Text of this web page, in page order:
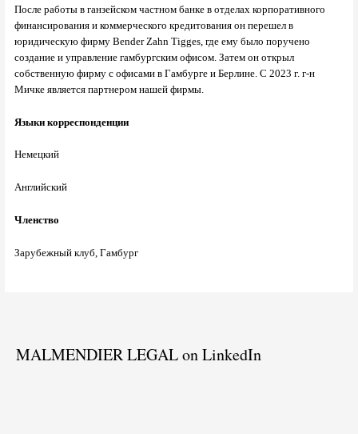
После работы в ганзейском частном банке в отделах корпоративного
финансирования и коммерческого кредитования он перешел в
юридическую фирму Bender Zahn Tigges, где ему было поручено
создание и управление гамбургским офисом. Затем он открыл
собственную фирму с офисами в Гамбурге и Берлине. С 2023 г. г-н
Мичке является партнером нашей фирмы.
Языки корреспонденции
Немецкий
Английский
Членство
Зарубежный клуб, Гамбург
MALMENDIER LEGAL on LinkedIn